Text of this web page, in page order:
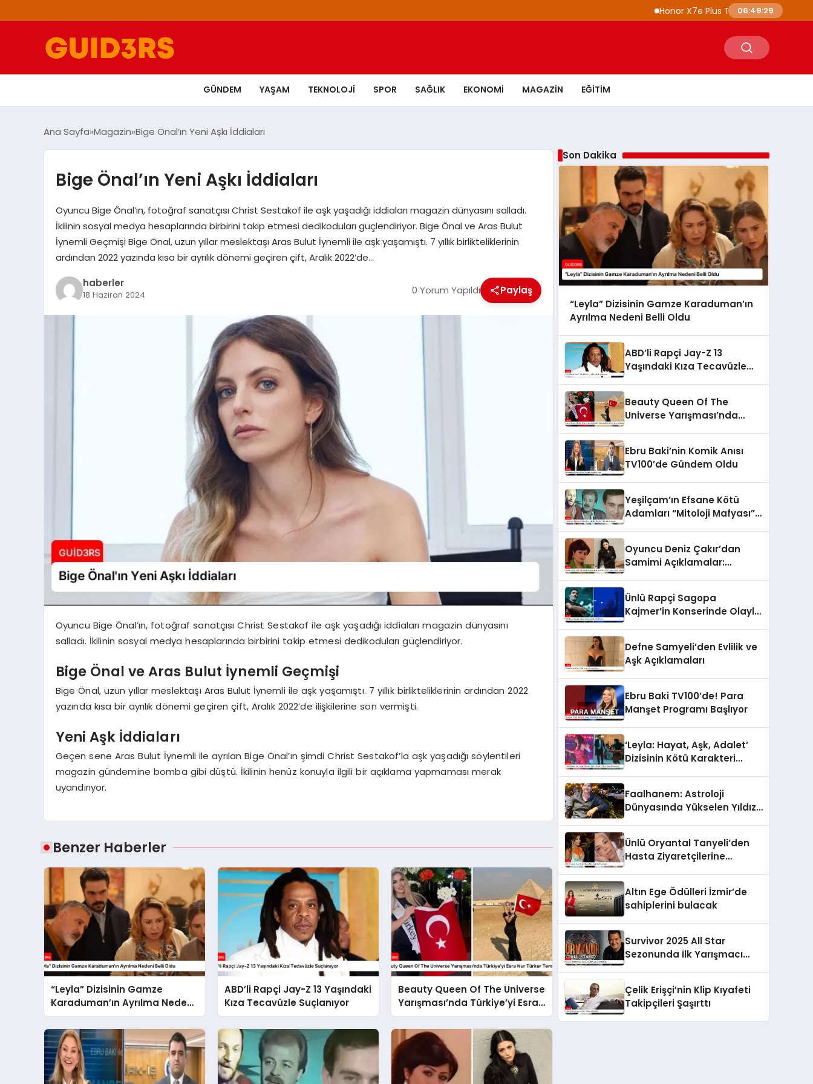
Honor X7e Plus Tanıtıldı 8100 mAh
06:49:30
GÜNDEM YAŞAM TEKNOLOJI SPOR SAĞLIK EKONOMI MAGAZIN EĞITIM
Ana Sayfa Magazin Bige Önal’ın Yeni Aşkı İddiaları
Bige Önal’ın Yeni Aşkı İddiaları
Oyuncu Bige Önal’ın, fotoğraf sanatçısı Christ Sestakof ile aşk yaşadığı iddiaları magazin dünyasını salladı.
İkilinin sosyal medya hesaplarında birbirini takip etmesi dedikoduları güçlendiriyor. Bige Önal ve Aras Bulut
İynemli Geçmişi Bige Önal, uzun yıllar meslektaşı Aras Bulut İynemli ile aşk yaşamıştı. 7 yıllık birlikteliklerinin
ardından 2022 yazında kısa bir ayrılık dönemi geçiren çift, Aralık 2022’de…
haberler
18 Haziran 2024 0 Yorum Yapıldı Paylaş
Oyuncu Bige Önal’ın, fotoğraf sanatçısı Christ Sestakof ile aşk yaşadığı iddiaları magazin dünyasını
salladı. İkilinin sosyal medya hesaplarında birbirini takip etmesi dedikoduları güçlendiriyor.
Bige Önal ve Aras Bulut İynemli Geçmişi
Bige Önal, uzun yıllar meslektaşı Aras Bulut İynemli ile aşk yaşamıştı. 7 yıllık birlikteliklerinin ardından 2022
yazında kısa bir ayrılık dönemi geçiren çift, Aralık 2022’de ilişkilerine son vermişti.
Yeni Aşk İddiaları
Geçen sene Aras Bulut İynemli ile ayrılan Bige Önal’ın şimdi Christ Sestakof’la aşk yaşadığı söylentileri
magazin gündemine bomba gibi düştü. İkilinin henüz konuyla ilgili bir açıklama yapmaması merak
uyandırıyor.
Benzer Haberler
“Leyla” Dizisinin Gamze
Karaduman’ın Ayrılma Nedeni
Belli Oldu
ABD’li Rapçi Jay-Z 13 Yaşındaki
Kıza Tecavüzle Suçlanıyor
Beauty Queen Of The Universe
Yarışması’nda Türkiye’yi Esra
Nur Türker Temsil Edecek
Son Dakika
“Leyla” Dizisinin Gamze Karaduman’ın
Ayrılma Nedeni Belli Oldu
ABD’li Rapçi Jay-Z 13
Yaşındaki Kıza Tecavüzle
Beauty Queen Of The
Universe Yarışması’nda
Ebru Baki’nin Komik Anısı
TV100’de Gündem Oldu
Yeşilçam’ın Efsane Kötü
Adamları “Mitoloji Mafyası”
Oyuncu Deniz Çakır’dan
Samimi Açıklamalar:
Ünlü Rapçi Sagopa
Kajmer’in Konserinde Olaylı
Defne Samyeli’den Evlilik ve
Aşk Açıklamaları
Ebru Baki TV100’de! Para
Manşet Programı Başlıyor
‘Leyla: Hayat, Aşk, Adalet’
Dizisinin Kötü Karakteri
Faalhanem: Astroloji
Dünyasında Yükselen Yıldız
Ünlü Oryantal Tanyeli’den
Hasta Ziyaretçilerine
Altın Ege Ödülleri İzmir’de
sahiplerini bulacak
Survivor 2025 All Star
Sezonunda İlk Yarışmacı
Çelik Erişçi’nin Klip Kıyafeti
Takipçileri Şaşırttı